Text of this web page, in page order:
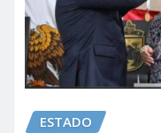
ESTADO